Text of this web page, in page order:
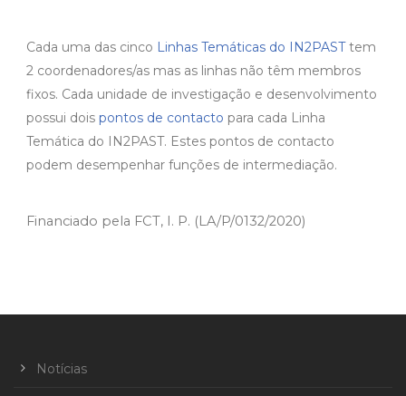
Cada uma das cinco Linhas Temáticas do IN2PASTtem
2 coordenadores/as mas as linhas não têm membros
fixos. Cada unidade de investigação e desenvolvimento
possui dois pontos de contacto para cada Linha
Temática do IN2PAST. Estes pontos de contacto
podem desempenhar funções de intermediação.
Financiado pela FCT, I. P. (LA/P/0132/2020)
Notícias